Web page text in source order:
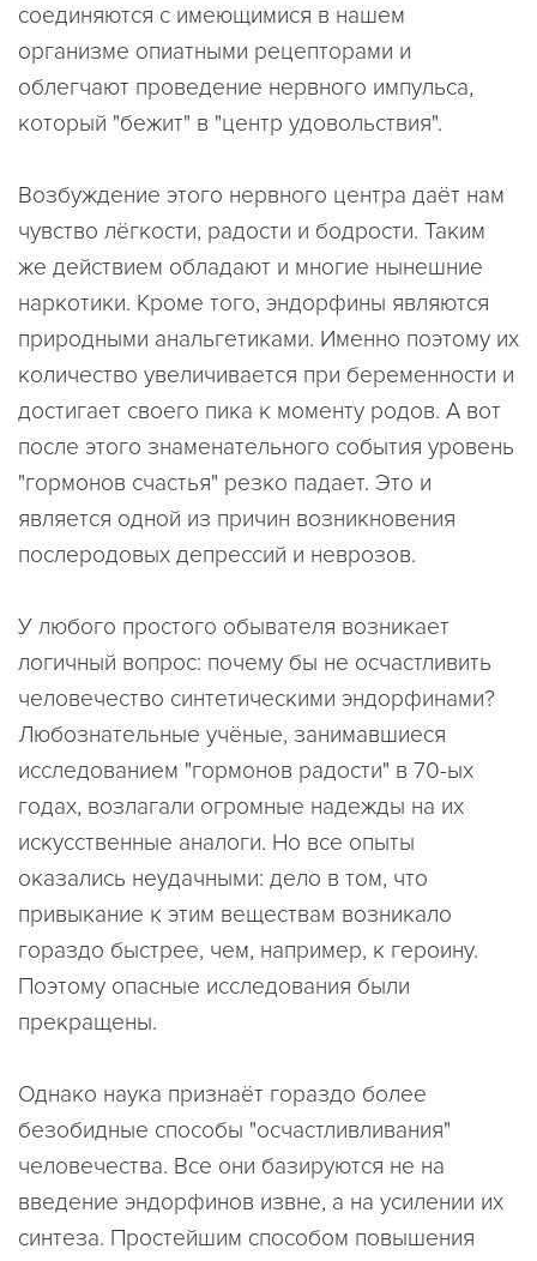
соединяются с имеющимися в нашем
организме опиатными рецепторами и
облегчают проведение нервного импульса,
который "бежит" в "центр удовольствия".
Возбуждение этого нервного центра даёт нам
чувство лёгкости, радости и бодрости. Таким
же действием обладают и многие нынешние
наркотики. Кроме того, эндорфины являются
природными анальгетиками. Именно поэтому их
количество увеличивается при беременности и
достигает своего пика к моменту родов. А вот
после этого знаменательного события уровень
"гормонов счастья" резко падает. Это и
является одной из причин возникновения
послеродовых депрессий и неврозов.
У любого простого обывателя возникает
логичный вопрос: почему бы не осчастливить
человечество синтетическими эндорфинами?
Любознательные учёные, занимавшиеся
исследованием "гормонов радости" в 70-ых
годах, возлагали огромные надежды на их
искусственные аналоги. Но все опыты
оказались неудачными: дело в том, что
привыкание к этим веществам возникало
гораздо быстрее, чем, например, к героину.
Поэтому опасные исследования были
прекращены.
Однако наука признаёт гораздо более
безобидные способы "осчастливливания"
человечества. Все они базируются не на
введение эндорфинов извне, а на усилении их
синтеза. Простейшим способом повышения